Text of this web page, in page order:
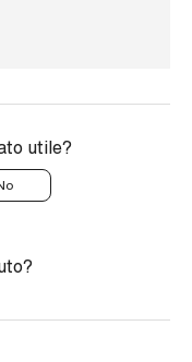
utile?